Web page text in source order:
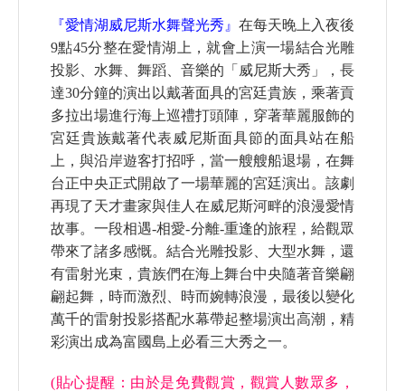
『愛情湖威尼斯水舞聲光秀』 在每天晚上入夜後
9點45分整在愛情湖上，就會上演一場結合光雕
投影、水舞、舞蹈、音樂的「威尼斯大秀」，長
達30分鐘的演出以戴著面具的宮廷貴族，乘著貢
多拉出場進行海上巡禮打頭陣，穿著華麗服飾的
宮廷貴族戴著代表威尼斯面具節的面具站在船
上，與沿岸遊客打招呼，當一艘艘船退場，在舞
台正中央正式開啟了一場華麗的宮廷演出。該劇
再現了天才畫家與佳人在威尼斯河畔的浪漫愛情
故事。一段相遇-相愛-分離-重逢的旅程，給觀眾
帶來了諸多感慨。結合光雕投影、大型水舞，還
有雷射光束，貴族們在海上舞台中央隨著音樂翩
翩起舞，時而激烈、時而婉轉浪漫，最後以變化
萬千的雷射投影搭配水幕帶起整場演出高潮，精
彩演出成為富國島上必看三大秀之一。
(貼心提醒：由於是免費觀賞，觀賞人數眾多，